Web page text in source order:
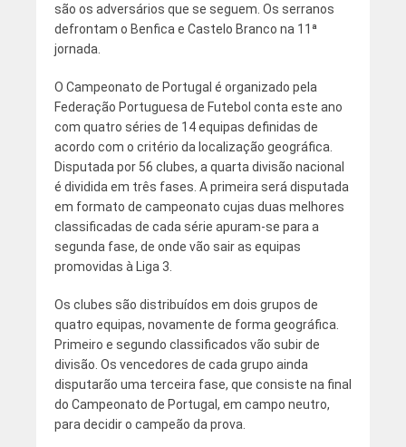
são os adversários que se seguem. Os serranos
defrontam o Benfica e Castelo Branco na 11ª
jornada.
O Campeonato de Portugal é organizado pela
Federação Portuguesa de Futebol conta este ano
com quatro séries de 14 equipas definidas de
acordo com o critério da localização geográfica.
Disputada por 56 clubes, a quarta divisão nacional
é dividida em três fases. A primeira será disputada
em formato de campeonato cujas duas melhores
classificadas de cada série apuram-se para a
segunda fase, de onde vão sair as equipas
promovidas à Liga 3.
Os clubes são distribuídos em dois grupos de
quatro equipas, novamente de forma geográfica.
Primeiro e segundo classificados vão subir de
divisão. Os vencedores de cada grupo ainda
disputarão uma terceira fase, que consiste na final
do Campeonato de Portugal, em campo neutro,
para decidir o campeão da prova.